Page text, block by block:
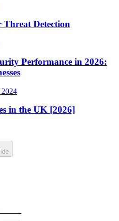
Detection
Performance in 2026:
in the UK [2026]